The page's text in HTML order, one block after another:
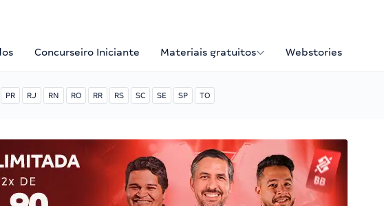
Concurseiro Iniciante Materiais gratuitos Webstories
PR RJ RN RO RR RS SC SE SP TO